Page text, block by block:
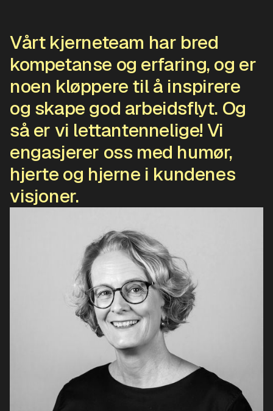
Vårt kjerneteam har bred
kompetanse og erfaring, og er
noen kløppere til å inspirere
og skape god arbeidsflyt. Og
så er vi lettantennelige! Vi
engasjerer oss med humør,
hjerte og hjerne i kundenes
visjoner.